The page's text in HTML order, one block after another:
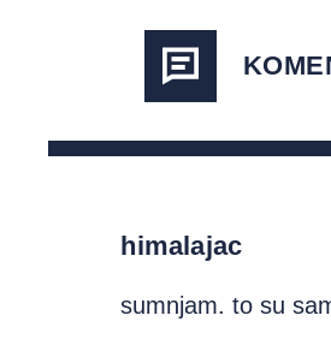
himalajac
sumnjam. to su